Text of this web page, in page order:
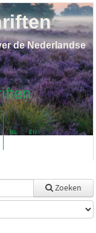
NL EN
de Nederlandse
Zoeken